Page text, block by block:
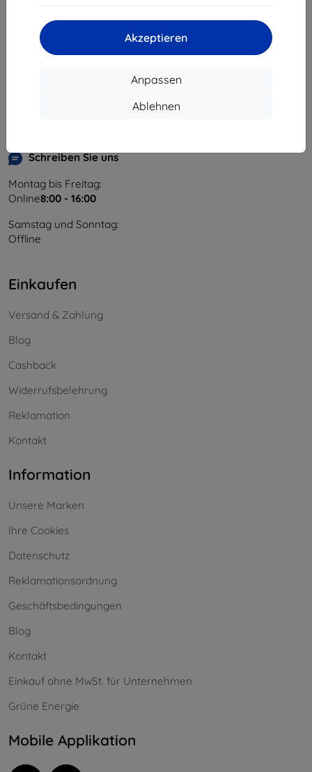
Akzeptieren
Anpassen
Ablehnen
Unternehmens-ID:
46701494
USt-IdNr.:SK2023549671
Schreiben Sie uns
Montag bis Freitag:
Online8:00 - 16:00
Samstag und Sonntag:
Offline
Einkaufen
Versand & Zahlung
Blog
Cashback
Widerrufsbelehrung
Reklamation
Kontakt
Information
Unsere Marken
Ihre Cookies
Datenschutz
Reklamationsordnung
Geschäftsbedingungen
Blog
Kontakt
Einkauf ohne MwSt. für Unternehmen
Grüne Energie
Mobile Applikation